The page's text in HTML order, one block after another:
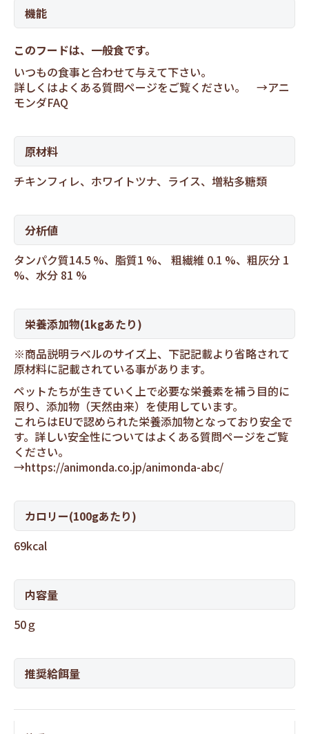
機能
このフードは、一般食です。
いつもの食事と合わせて与えて下さい。
詳しくはよくある質問ページをご覧ください。 →アニ
モンダFAQ
原材料
チキンフィレ、ホワイトツナ、ライス、増粘多糖類
分析値
タンパク質14.5 %、脂質1 %、 粗繊維 0.1 %、粗灰分 1
%、水分 81 %
栄養添加物(1kgあたり)
※商品説明ラベルのサイズ上、下記記載より省略されて
原材料に記載されている事があります。
ペットたちが生きていく上で必要な栄養素を補う目的に
限り、添加物（天然由来）を使用しています。
これらはEUで認められた栄養添加物となっており安全で
す。詳しい安全性についてはよくある質問ページをご覧
ください。
→https://animonda.co.jp/animonda-abc/
カロリー(100gあたり)
69kcal
内容量
50ｇ
推奨給餌量